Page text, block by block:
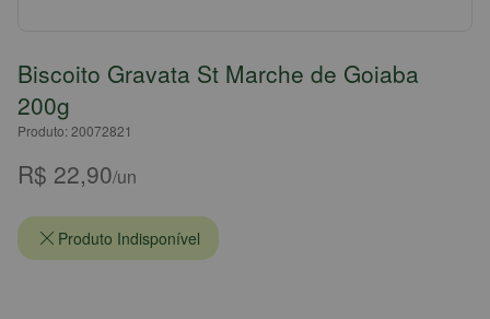
Biscoito Gravata St Marche de Goiaba
200g
Produto: 20072821
R$ 22,90/un
Produto Indisponível